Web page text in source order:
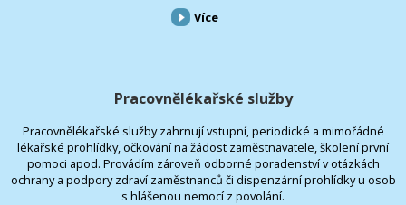
Více
Pracovnělékařské služby
Pracovnělékařské služby zahrnují vstupní, periodické a mimořádné
lékařské prohlídky, očkování na žádost zaměstnavatele, školení první
pomoci apod. Provádím zároveň odborné poradenství v otázkách
ochrany a podpory zdraví zaměstnanců či dispenzární prohlídky u osob
s hlášenou nemocí z povolání.